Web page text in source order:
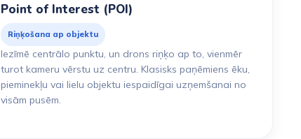
Point of Interest (POI)
Riņķošana ap objektu
Iezīmē centrālo punktu, un drons riņķo ap to, vienmēr
turot kameru vērstu uz centru. Klasisks paņēmiens ēku,
pieminekļu vai lielu objektu iespaidīgai uzņemšanai no
visām pusēm.